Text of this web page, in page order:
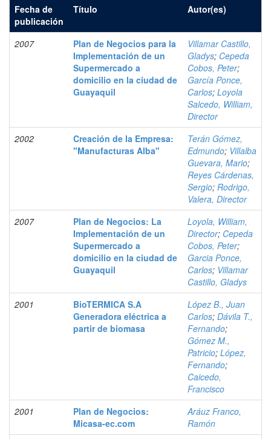
Fecha de
publicación
Título Autor(es)
2007
Plan de Negocios para la
Implementación de un
Supermercado a
domicilio en la ciudad de
Guayaquil
Villamar Castillo,
Gladys; Cepeda
Cobos, Peter;
García Ponce,
Carlos; Loyola
Salcedo, William,
Director
2002
Creación de la Empresa:
"Manufacturas Alba"
Terán Gómez,
Edmundo; Villalba
Guevara, Mario;
Reyes Cárdenas,
Sergio; Rodrigo,
Valera, Director
2007
Plan de Negocios: La
Implementación de un
Supermercado a
domicilio en la ciudad de
Guayaquil
Loyola, William,
Director; Cepeda
Cobos, Peter;
Garcia Ponce,
Carlos; Villamar
Castillo, Gladys
2001
BioTERMICA S.A
Generadora eléctrica a
partir de biomasa
López B., Juan
Carlos; Dávila T.,
Fernando;
Gómez M.,
Patricio; López,
Fernando;
Caicedo,
Francisco
2001
Plan de Negocios:
Micasa-ec.com
Aráuz Franco,
Ramón